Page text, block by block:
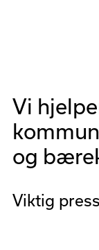
Vi
og
Viktig